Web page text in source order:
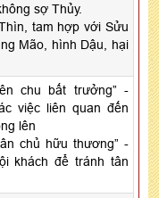
sợ Thủy.
tam hợp với Sửu
Mão, hình Dậu, hại
chu bất trưởng” -
việc liên quan đến
lên
chủ hữu thương” -
khách để tránh tân